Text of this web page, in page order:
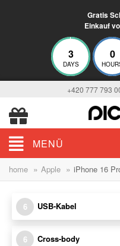
Gratis
Einkauf
3
DAYS
0
+420 777 793
MENÜ
home » Apple » iPhone 16
6 USB-Kabel
6 Cross-body